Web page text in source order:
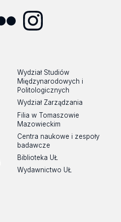
Wydział Studiów
Międzynarodowych i
Politologicznych
Wydział Zarządzania
Filia w Tomaszowie
Mazowieckim
Centra naukowe i zespoły
badawcze
Biblioteka UŁ
Wydawnictwo UŁ